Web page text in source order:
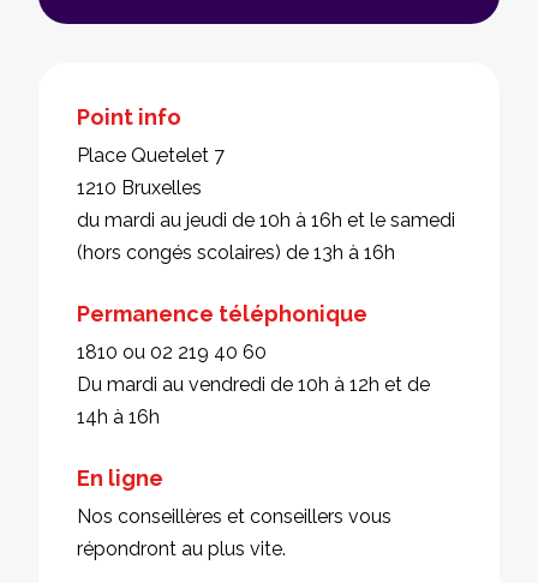
Point info
Place Quetelet 7
1210 Bruxelles
du mardi au jeudi de 10h à 16h et le samedi
(hors congés scolaires) de 13h à 16h
Permanence téléphonique
1810 ou 02 219 40 60
Du mardi au vendredi de 10h à 12h et de
14h à 16h
En ligne
Nos conseillères et conseillers vous
répondront au plus vite.